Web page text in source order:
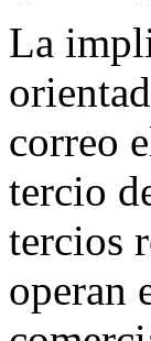
La
correo
tercio
tercios
operan